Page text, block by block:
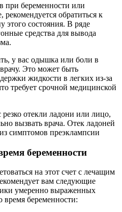
при беременности или
обратиться к
этого состояния. В ряде
средства для вывода
у вас одышка или боли в
Это может быть
жидкости в легких из-за
требует срочной медицинской
отекли ладони или лицо,
вызвать врача. Отек ладоней
симптомов преэклампсии
беременности
на этот счет с лечащим
вам следующие
умеренно выраженных
время беременности: